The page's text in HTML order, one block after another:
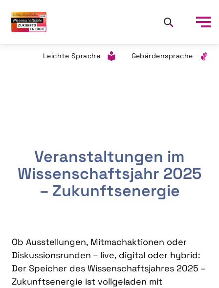
Leichte Sprache Gebärdensprache
Veranstaltungen im
Wissenschaftsjahr 2025
– Zukunftsenergie
Ob Ausstellungen, Mitmachaktionen oder
Diskussionsrunden – live, digital oder hybrid:
Der Speicher des Wissenschaftsjahres 2025 –
Zukunftsenergie ist vollgeladen mit